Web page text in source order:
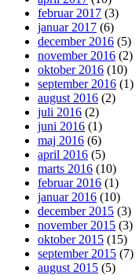
februar 2017 (3)
januar 2017 (6)
december 2016 (5)
november 2016 (2)
oktober 2016 (10)
september 2016 (1)
august 2016 (2)
juli 2016 (2)
juni 2016 (1)
maj 2016 (6)
april 2016 (5)
marts 2016 (10)
februar 2016 (1)
januar 2016 (10)
december 2015 (3)
november 2015 (3)
oktober 2015 (15)
september 2015 (7)
august 2015 (5)